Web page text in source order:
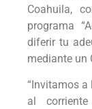
Coahuila,
programa
diferir tu
mediante un
“Invitamos a
al